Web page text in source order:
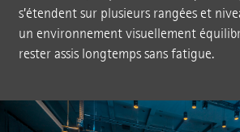
s’étendent sur plusieurs rangées et
un environnement visuellement
rester assis longtemps sans fatigue.